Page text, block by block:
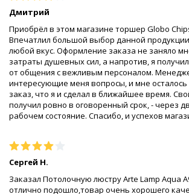
Дмитрий
Приобрёл в этом магазине торшер Globo
Впечатлил большой выбор данной
любой вкус. Оформление заказа не заняло
затраты душевных сил, а напротив, я
от общения с вежливым персоналом.
интересующие меня вопросы, и мне осталось
заказ, что я и сделал в ближайшее время.
получил ровно в оговоренный срок, - через
рабочем состояние. Спасибо, и успехов
Сергей Н.
Заказал Потолочную люстру Arte Lamp Aqua
отлично подошло,товар очень хорошего